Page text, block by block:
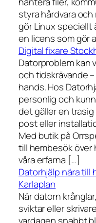
styra hårdvara
gör Linux speciellt
en licens som gör
Digital fixare
Datorproblem kan
och tidskrävande
hands. Hos
personlig och
det gäller en
post eller
Med butik på
till hembesök över
våra erfarna […]
Datorhjälp nära till
Karlaplan
När datorn
sviktar eller